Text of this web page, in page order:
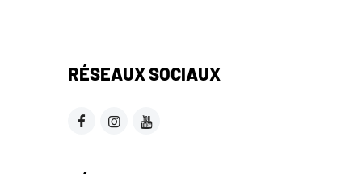
RÉSEAUX SOCIAUX